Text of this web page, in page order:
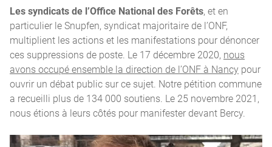
Les syndicats de l’Office National des Forêts, et en
particulier le Snupfen, syndicat majoritaire de l’ONF,
multiplient les actions et les manifestations pour dénoncer
ces suppressions de poste. Le 17 décembre 2020, nous
avons occupé ensemble la direction de l’ONF à Nancy pour
ouvrir un débat public sur ce sujet. Notre pétition commune
a recueilli plus de 134 000 soutiens. Le 25 novembre 2021,
nous étions à leurs côtés pour manifester devant Bercy.